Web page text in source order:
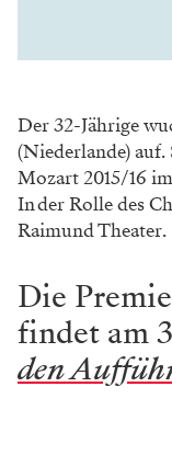
Der 32-Jährige
(Niederlande)
Mozart 2015/16
In der Rolle des
Raimund Theater.
Die
findet am
den